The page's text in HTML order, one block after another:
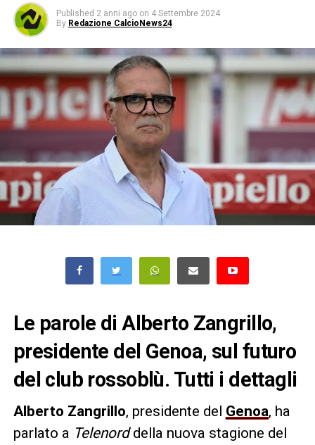
Published 2 anni ago on 4 Settembre 2024
By Redazione CalcioNews24
Le parole di Alberto Zangrillo,
presidente del Genoa, sul futuro
del club rossoblù. Tutti i dettagli
Alberto Zangrillo, presidente del Genoa, ha
parlato a Telenorddella nuova stagione del